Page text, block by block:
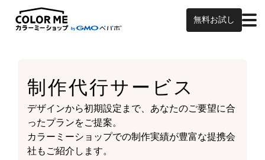
無料お試し
制作代行サービス
デザインから初期設定まで、あなたのご要望に合
ったプランをご提案。
カラーミーショップでの制作実績が豊富な提携会
社もご紹介します。